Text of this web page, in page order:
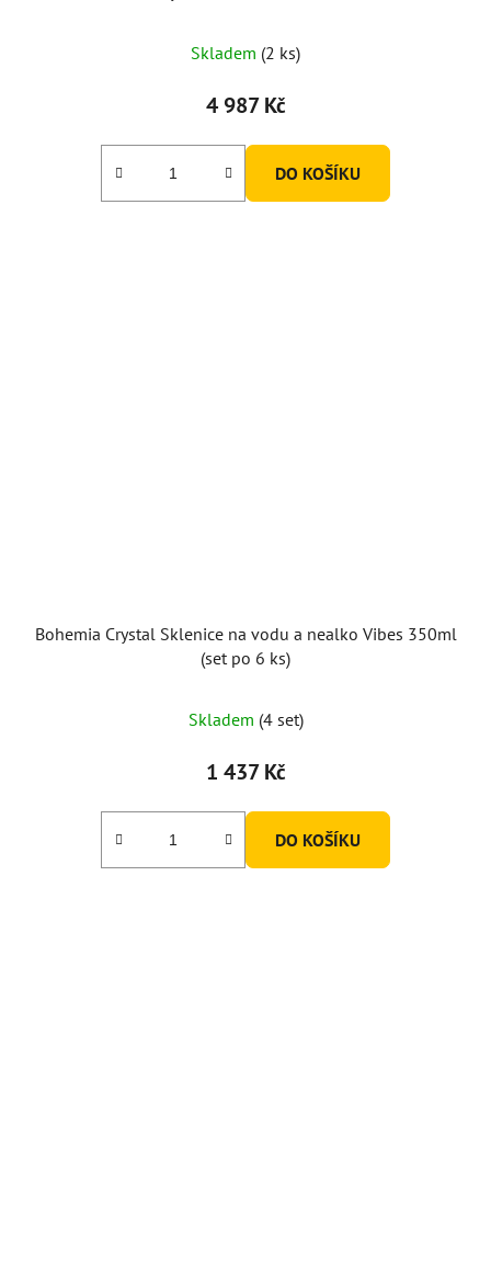
Skladem (2 ks)
4 987 Kč
DO KOŠÍKU
Bohemia Crystal Sklenice na vodu a nealko Vibes 350ml
(set po 6 ks)
hodnocení
produktu
5,0
Skladem (4 set)
1 437 Kč
DO KOŠÍKU